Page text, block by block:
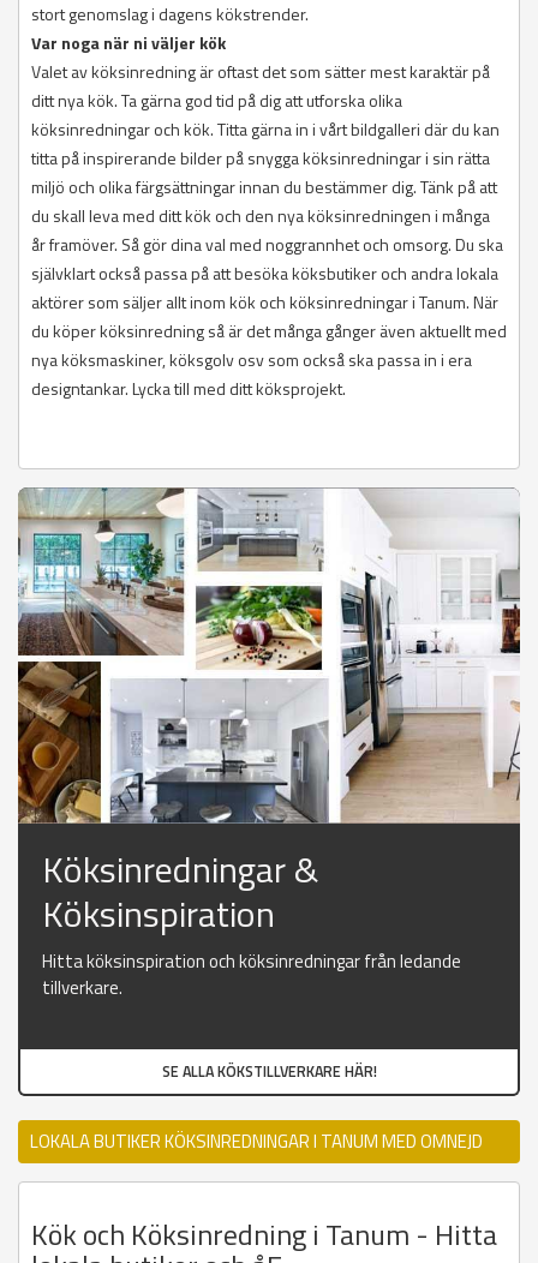
stort genomslag i dagens kökstrender.
Var noga när ni väljer kök
Valet av köksinredning är oftast det som sätter mest karaktär på
ditt nya kök. Ta gärna god tid på dig att utforska olika
köksinredningar och kök. Titta gärna in i vårt bildgalleri där du kan
titta på inspirerande bilder på snygga köksinredningar i sin rätta
miljö och olika färgsättningar innan du bestämmer dig. Tänk på att
du skall leva med ditt kök och den nya köksinredningen i många
år framöver. Så gör dina val med noggrannhet och omsorg. Du ska
självklart också passa på att besöka köksbutiker och andra lokala
aktörer som säljer allt inom kök och köksinredningar i Tanum. När
du köper köksinredning så är det många gånger även aktuellt med
nya köksmaskiner, köksgolv osv som också ska passa in i era
designtankar. Lycka till med ditt köksprojekt.
Köksinredningar &
Köksinspiration
Hitta köksinspiration och köksinredningar från ledande
tillverkare.
SE ALLA KÖKSTILLVERKARE HÄR!
LOKALA BUTIKER KÖKSINREDNINGAR I TANUM MED OMNEJD
Kök och Köksinredning i Tanum - Hitta